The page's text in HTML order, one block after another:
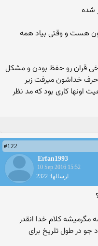
شده
هست و وقتی بیاد همه
قران رو حفظ بودن و مشکل
خداشون میرفت زیر
اونها کاری بود که مد نظر
#122
Erfan1993
10 Sep 2016 15:52
ارسالها: 2322
کلام خدا انقدر
در طول تلریخ برای